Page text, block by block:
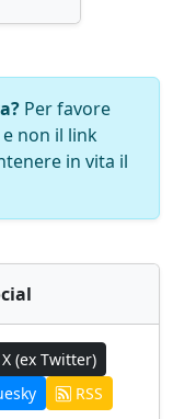
Per favore
e non il link
in vita il
X (ex Twitter)
RSS